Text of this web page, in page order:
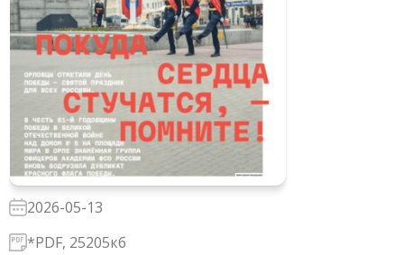
2026-05-13
*PDF, 25205кб